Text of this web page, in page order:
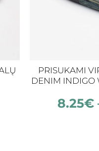
PRISUKAMI
DENIM INDIGO
8.25€